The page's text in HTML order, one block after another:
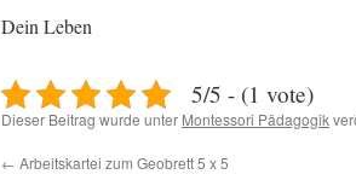
Dein Leben
5/5 - (1 vote)
Dieser Beitrag wurde unter Montessori Pädagogik
← Arbeitskartei zum Geobrett 5 x 5